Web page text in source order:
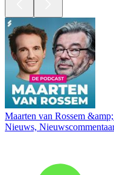
Maarten van Rossem &amp;
Nieuws,